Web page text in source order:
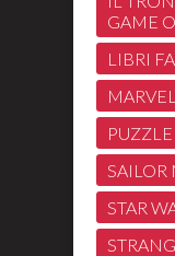
GAME
LIBRI
PUZZLE
SAILOR
STAR